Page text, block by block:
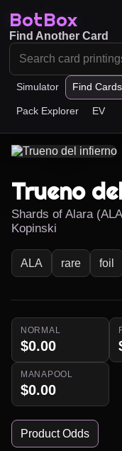
BotBox
Simulator Find Cards
Pack Explorer EV
Find Another Card
Trueno
Shards of Alara
Kopinski
ALA rare foil
NORMAL
$0.00
MANAPOOL
$0.00
Product Odds